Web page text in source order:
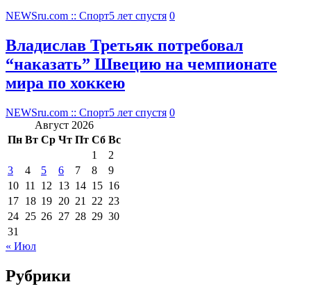
NEWSru.com :: Спорт5 лет спустя 0
Владислав Третьяк потребовал
“наказать” Швецию на чемпионате
мира по хоккею
NEWSru.com :: Спорт5 лет спустя 0
Август 2026
Пн Вт Ср Чт Пт Сб Вс
1
2
3
4 5 6 7 8
9
10 11 12 13 14 15 16
17 18 19 20 21 22 23
24 25 26 27 28 29 30
31
« Июл
Рубрики